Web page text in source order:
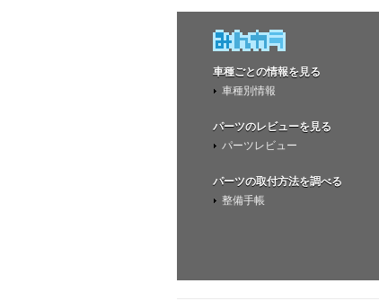
車種ごとの情報を見る
車種別情報
パーツのレビューを見る
パーツレビュー
パーツの取付方法を調べる
整備手帳